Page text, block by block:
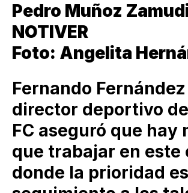
Pedro Muñoz
NOTIVER
Foto: Angelita
Fernando
director deportivo
FC aseguró que hay
que trabajar en este
donde la prioridad